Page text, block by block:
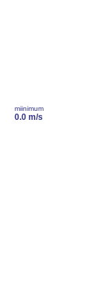
miinimum
0.0 m/s